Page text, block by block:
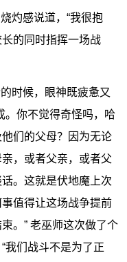
灼感说道，“我很抱
的同时指挥一场战
时候，眼神既疲惫又
。你不觉得奇怪吗，哈
们的父母？因为无论
，或者父亲，或者父
。这就是伏地魔上次
值得让这场战争提前
。” 老巫师这次做了个
我们战斗不是为了正